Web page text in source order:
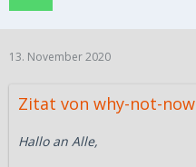
13. November 2020
Zitat von why-not-now
Hallo an Alle,